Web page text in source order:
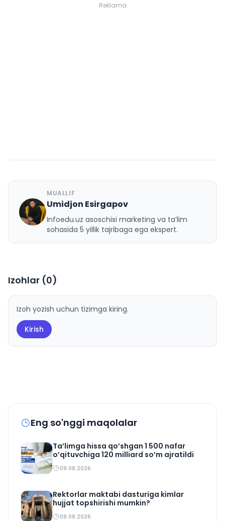
Reklama
U
MUALLIF
Umidjon Esirgapov
Infoedu.uz asoschisi marketing va ta’lim
sohasida 5 yillik tajribaga ega ekspert.
Izohlar (0)
Izoh yozish uchun tizimga kiring.
Kirish
Eng so'nggi maqolalar
Ta’limga hissa qo’shgan 1 500 nafar
o’qituvchiga 120 milliard so’m ajratildi
09.08.2026
Rektorlar maktabi dasturiga kimlar
hujjat topshirishi mumkin?
09.08.2026